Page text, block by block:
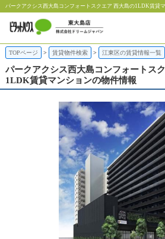
TOPページ 賃貸物件検索 江東区の賃貸情報一覧
パークアクシス西大島コンフォートス
1LDK賃貸マンションの物件情報